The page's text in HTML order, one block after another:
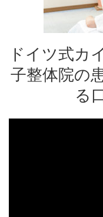
ドイツ式カ
子整体院の
る